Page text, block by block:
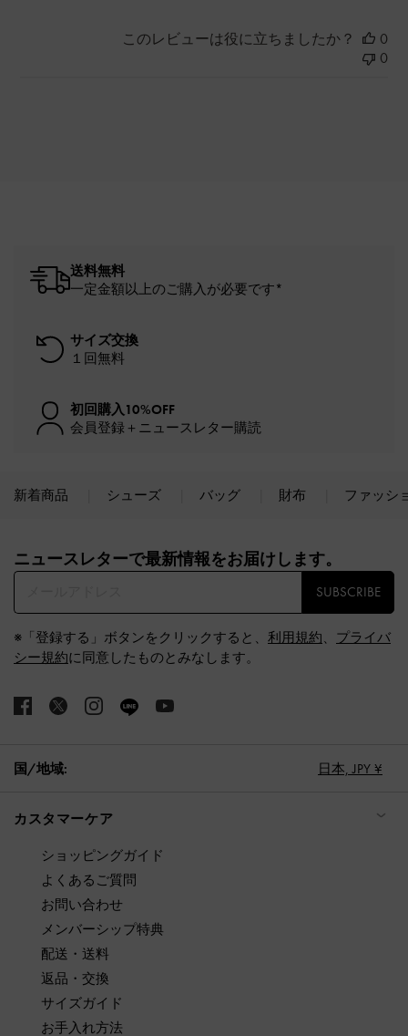
このレビューは役に立ちましたか？
0
0
送料無料
一定金額以上のご購入が必要です*
サイズ交換
１回無料
初回購入10%OFF
会員登録＋ニュースレター購読
新着商品 シューズ バッグ 財布 ファッシ
ニュースレターで最新情報をお届けします。​
SUBSCRIBE
※「登録する」ボタンをクリックすると、 利用規約、 プライバ
シー規約に同意したものとみなします。
国/地域: 日本, JPY ¥
カスタマーケア
ショッピングガイド
よくあるご質問
お問い合わせ
メンバーシップ特典
配送・送料
返品・交換
サイズガイド
お手入れ方法